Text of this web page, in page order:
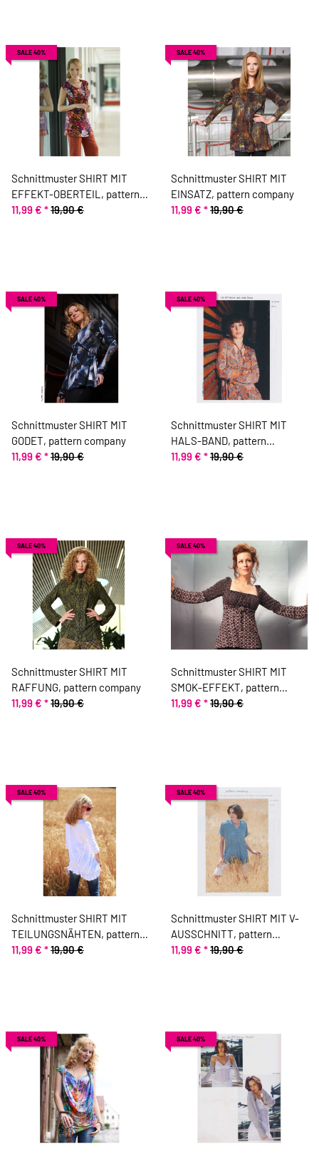
SALE 40%
Schnittmuster SHIRT MIT
EFFEKT-OBERTEIL, pattern
company
11,99 € *19,90 €
SALE 40%
Schnittmuster SHIRT MIT
EINSATZ, pattern company
11,99 € *19,90 €
SALE 40%
Schnittmuster SHIRT MIT
GODET, pattern company
11,99 € *19,90 €
SALE 40%
Schnittmuster SHIRT MIT
HALS-BAND, pattern
company
11,99 € *19,90 €
SALE 40%
Schnittmuster SHIRT MIT
RAFFUNG, pattern company
11,99 € *19,90 €
SALE 40%
Schnittmuster SHIRT MIT
SMOK-EFFEKT, pattern
company
11,99 € *19,90 €
SALE 40%
Schnittmuster SHIRT MIT
TEILUNGSNÄHTEN, pattern
company
11,99 € *19,90 €
SALE 40%
Schnittmuster SHIRT MIT V-
AUSSCHNITT, pattern
company
11,99 € *19,90 €
SALE 40% SALE 40%